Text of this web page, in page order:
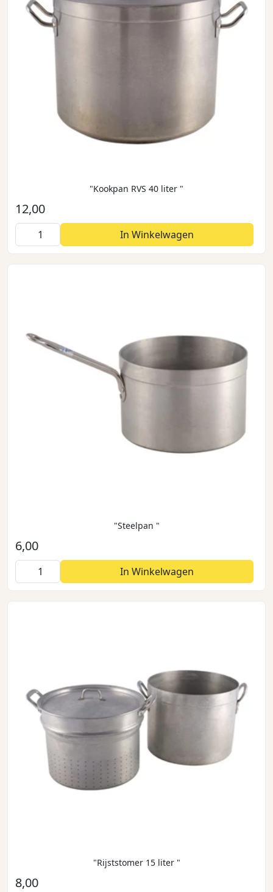
"Kookpan RVS 40 liter "
12,00
In Winkelwagen
"Steelpan "
6,00
In Winkelwagen
"Rijststomer 15 liter "
8,00